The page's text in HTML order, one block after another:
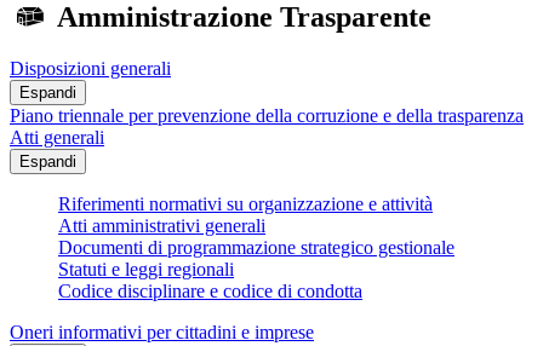
Amministrazione Trasparente
Disposizioni generali
Espandi
Piano triennale per prevenzione della corruzione e della trasparenza
Atti generali
Espandi
Riferimenti normativi su organizzazione e attività
Atti amministrativi generali
Documenti di programmazione strategico gestionale
Statuti e leggi regionali
Codice disciplinare e codice di condotta
Oneri informativi per cittadini e imprese